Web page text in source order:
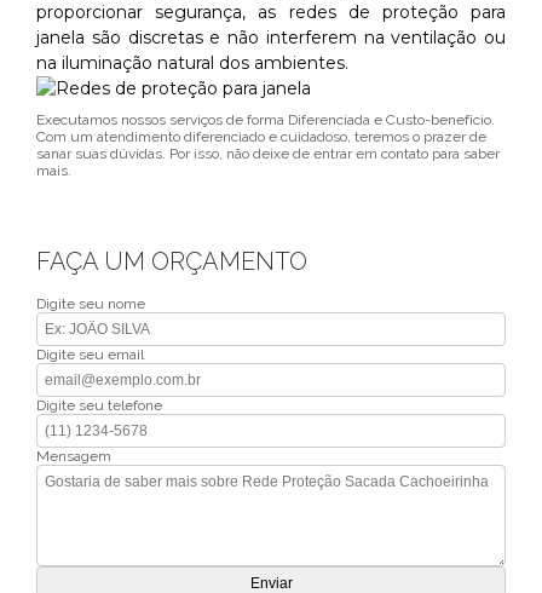
proporcionar segurança, as redes de proteção para
janela são discretas e não interferem na ventilação ou
na iluminação natural dos ambientes.
Executamos nossos serviços de forma Diferenciada e Custo-benefício.
Com um atendimento diferenciado e cuidadoso, teremos o prazer de
sanar suas dúvidas. Por isso, não deixe de entrar em contato para saber
mais.
FAÇA UM ORÇAMENTO
Digite seu nome
Digite seu email
Digite seu telefone
Mensagem